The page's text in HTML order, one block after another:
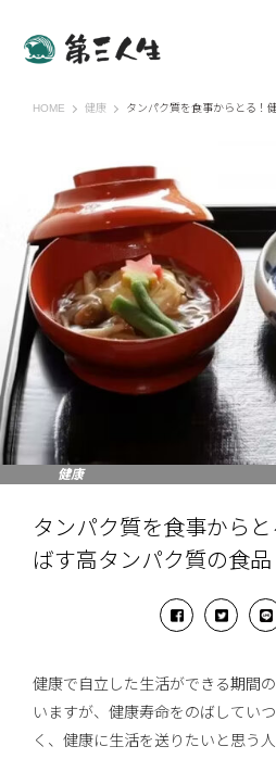
HOME 第三人生 〜寄り道の歩き方〜
健康 タンパク質を食事からとる！
健康
タンパク質を食事から
ばす高タンパク質の食品
健康で自立した生活ができる期間
いますが、健康寿命をのばしてい
く、健康に生活を送りたいと思う